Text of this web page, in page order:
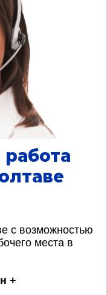
с возможностью
места в
+